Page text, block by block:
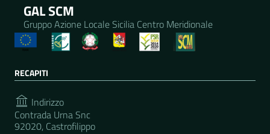
GAL SCM
Gruppo Azione Locale Sicilia Centro Meridionale
RECAPITI
Indirizzo
Contrada Urna Snc
92020, Castrofilippo